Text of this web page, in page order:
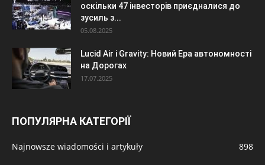
оскільки 47 інвесторів приєдналися до
зусиль з...
05.08.2025
Lucid Air і Gravity: Новий Ера автономності
на Дорогах
17.07.2025
ПОПУЛЯРНА КАТЕГОРІЇ
Najnowsze wiadomości i artykuły 898